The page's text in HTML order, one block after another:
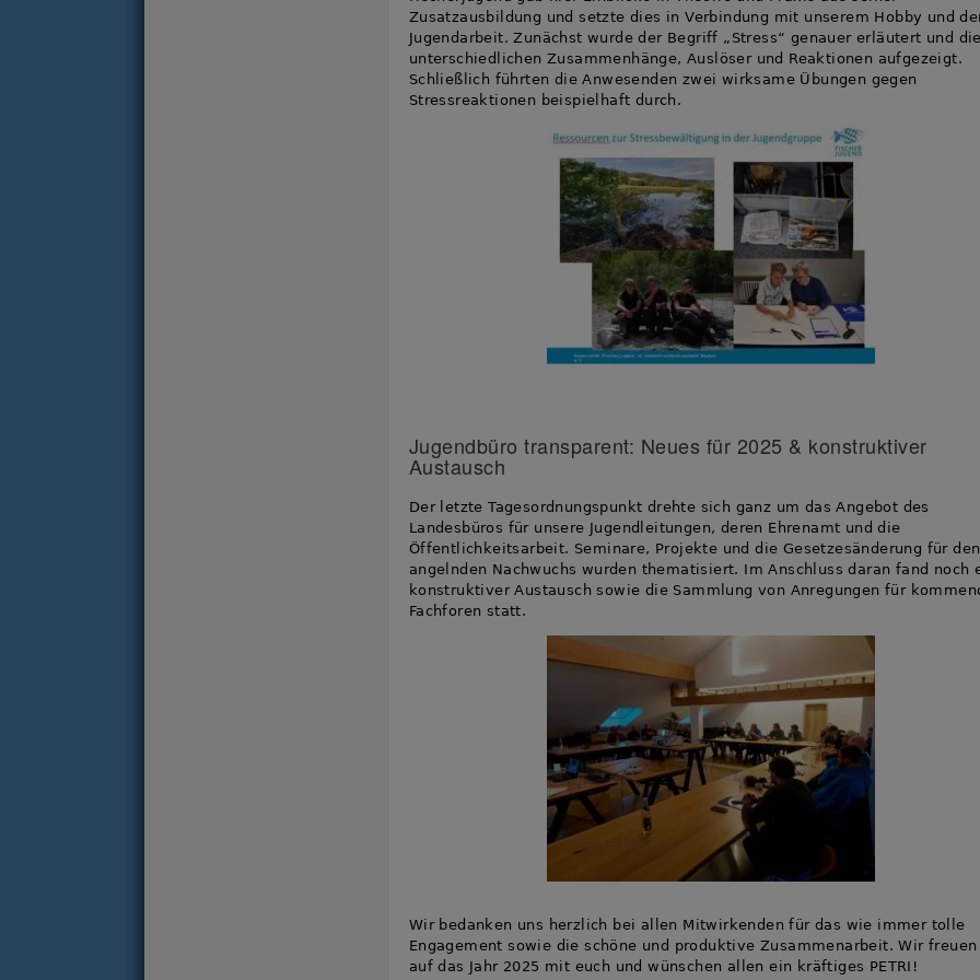
Zusatzausbildung und setzte dies in Verbindung mit unserem Hobby und
Jugendarbeit. Zunächst wurde der Begriff „Stress“ genauer erläutert und
unterschiedlichen Zusammenhänge, Auslöser und Reaktionen aufgezeigt.
Schließlich führten die Anwesenden zwei wirksame Übungen gegen
Stressreaktionen beispielhaft durch.
Jugendbüro transparent: Neues für 2025 & konstruktiver
Austausch
Der letzte Tagesordnungspunkt drehte sich ganz um das Angebot des
Landesbüros für unsere Jugendleitungen, deren Ehrenamt und die
Öffentlichkeitsarbeit. Seminare, Projekte und die Gesetzesänderung für den
angelnden Nachwuchs wurden thematisiert. Im Anschluss daran fand noch
konstruktiver Austausch sowie die Sammlung von Anregungen für
Fachforen statt.
Wir bedanken uns herzlich bei allen Mitwirkenden für das wie immer tolle
Engagement sowie die schöne und produktive Zusammenarbeit. Wir freuen
auf das Jahr 2025 mit euch und wünschen allen ein kräftiges PETRI!